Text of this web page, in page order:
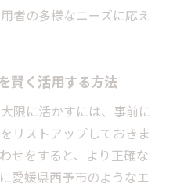
者の多様なニーズに応え
賢く活用する方法
限に活かすには、事前に
リストアップしておきま
せをすると、より正確な
愛媛県西予市のようなエ